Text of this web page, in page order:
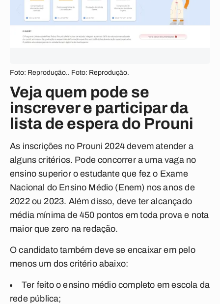
Foto: Reprodução.. Foto: Reprodução.
Veja quem pode se
inscrever e participar da
lista de espera do Prouni
As inscrições no Prouni 2024 devem atender a
alguns critérios. Pode concorrer a uma vaga no
ensino superior o estudante que fez o Exame
Nacional do Ensino Médio (Enem) nos anos de
2022 ou 2023. Além disso, deve ter alcançado
média mínima de 450 pontos em toda prova e nota
maior que zero na redação.
O candidato também deve se encaixar em pelo
menos um dos critério abaixo:
Ter feito o ensino médio completo em escola da
rede pública;